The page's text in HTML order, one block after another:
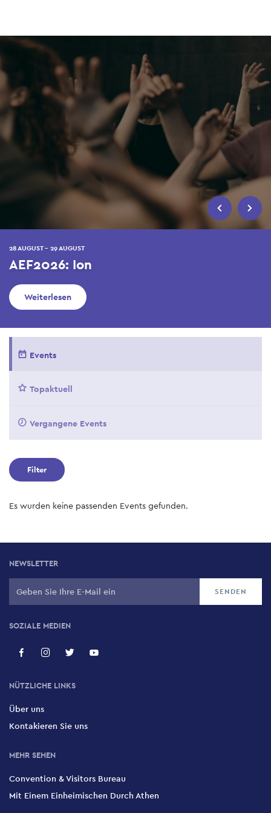
to
28 AUGUST - 29 AUGUST
AEF2026: Ion
Weiterlesen
Events
Topaktuell
Vergangene Events
Filter
Es wurden keine passenden Events gefunden.
NEWSLETTER
SOZIALE MEDIEN
NÜTZLICHE LINKS
Über uns
Kontakieren Sie uns
MEHR SEHEN
Convention & Visitors Bureau
Mit Einem Einheimischen Durch Athen